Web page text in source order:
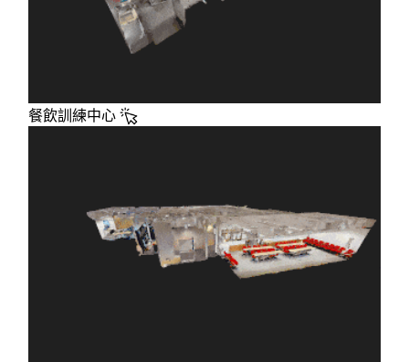
餐飲訓練中心